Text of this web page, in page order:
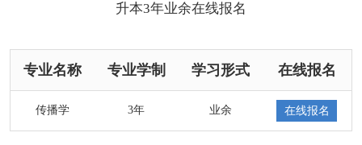
升本3年业余在线报名
专业名称 专业学制 学习形式 在线报名
传播学 3年 业余 在线报名